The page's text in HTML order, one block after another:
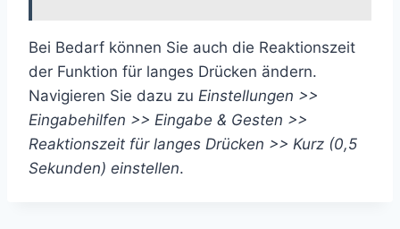
Bei Bedarf können Sie auch die Reaktionszeit
der Funktion für langes Drücken ändern.
Navigieren Sie dazu zu Einstellungen >>
Eingabehilfen >> Eingabe & Gesten >>
Reaktionszeit für langes Drücken >> Kurz (0,5
Sekunden) einstellen.